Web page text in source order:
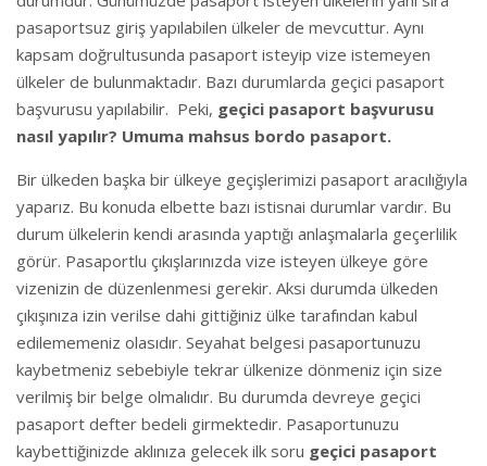
pasaportsuz giriş yapılabilen ülkeler de mevcuttur. Aynı
kapsam doğrultusunda pasaport isteyip vize istemeyen
ülkeler de bulunmaktadır. Bazı durumlarda geçici pasaport
başvurusu yapılabilir. Peki, geçici pasaport başvurusu
nasıl yapılır? Umuma mahsus bordo pasaport.
Bir ülkeden başka bir ülkeye geçişlerimizi pasaport aracılığıyla
yaparız. Bu konuda elbette bazı istisnai durumlar vardır. Bu
durum ülkelerin kendi arasında yaptığı anlaşmalarla geçerlilik
görür. Pasaportlu çıkışlarınızda vize isteyen ülkeye göre
vizenizin de düzenlenmesi gerekir. Aksi durumda ülkeden
çıkışınıza izin verilse dahi gittiğiniz ülke tarafından kabul
edilememeniz olasıdır. Seyahat belgesi pasaportunuzu
kaybetmeniz sebebiyle tekrar ülkenize dönmeniz için size
verilmiş bir belge olmalıdır. Bu durumda devreye geçici
pasaport defter bedeli girmektedir. Pasaportunuzu
kaybettiğinizde aklınıza gelecek ilk soru geçici pasaport